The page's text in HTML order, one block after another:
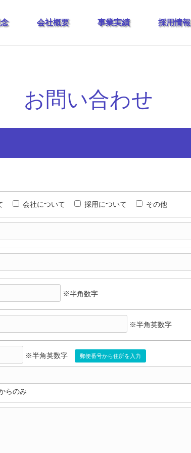
会社概要 事業実績 採用情報
お問い合わせ
会社について 採用について その他
※半角数字
※半角英数字
※半角英数字 郵便番号から住所を入力
らのみ